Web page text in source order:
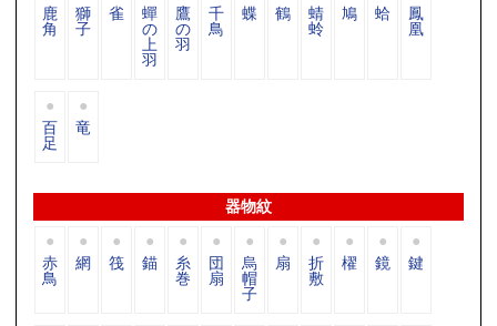
鹿
角
獅
子
雀 蟬
の
上
羽
鷹
の
羽
千
鳥
蝶 鶴 蜻
蛉
鳩 蛤 鳳
凰
百
足
竜
器物紋
赤
鳥
網 筏 錨 糸
巻
団
扇
烏
帽
子
扇 折
敷
櫂 鏡 鍵